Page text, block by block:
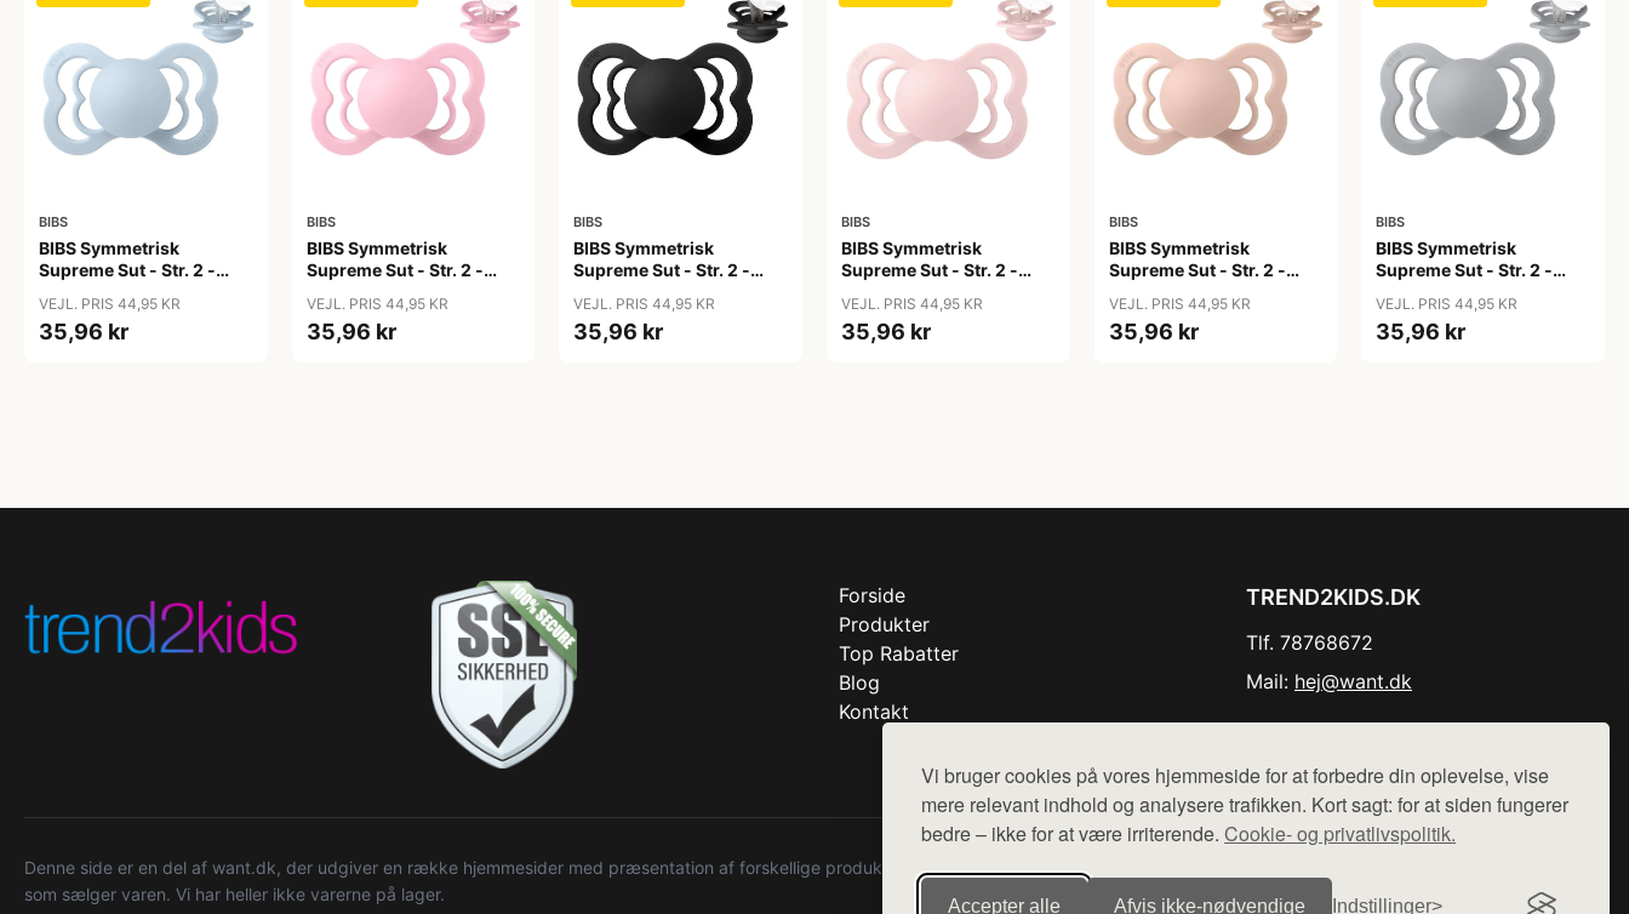
Vi bruger cookies på vores hjemmeside for at forbedre din oplevelse, vise
mere relevant indhold og analysere trafikken. Kort sagt: for at siden fungerer
bedre – ikke for at være irriterende. Cookie- og privatlivspolitik.
Accepter alle Afvis ikke‑nødvendige Indstillinger
BIBS
BIBS Symmetrisk
Supreme Sut - Str. 2 -
VEJL. PRIS 44,95 KR
35,96 kr
BIBS
BIBS Symmetrisk
Supreme Sut - Str. 2 -
VEJL. PRIS 44,95 KR
35,96 kr
BIBS
BIBS Symmetrisk
Supreme Sut - Str. 2 -
VEJL. PRIS 44,95 KR
35,96 kr
BIBS
BIBS Symmetrisk
Supreme Sut - Str. 2 -
VEJL. PRIS 44,95 KR
35,96 kr
BIBS
BIBS Symmetrisk
Supreme Sut - Str. 2 -
VEJL. PRIS 44,95 KR
35,96 kr
BIBS
BIBS Symmetrisk
Supreme Sut - Str. 2 -
VEJL. PRIS 44,95 KR
35,96 kr
Forside
Produkter
Top Rabatter
Blog
Kontakt
TREND2KIDS.DK
Tlf. 78768672
Mail: hej@want.dk
Denne side er en del af want.dk, der udgiver en række hjemmesider med præsentation af forskellige produkter fra diverse webshops. Der sælges ikke varer fra denne side - vi henviser til de shops,
som sælger varen. Vi har heller ikke varerne på lager.